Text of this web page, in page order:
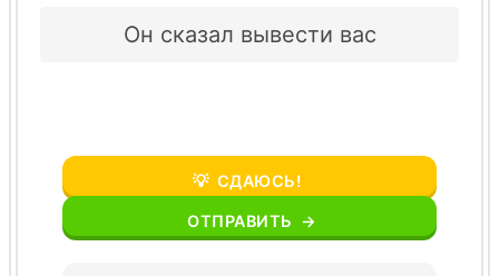
Он сказал вывести вас
💡 СДАЮСЬ!
ОТПРАВИТЬ →